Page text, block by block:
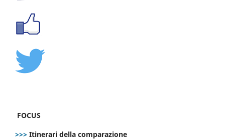
FOCUS
>>> Itinerari della comparazione